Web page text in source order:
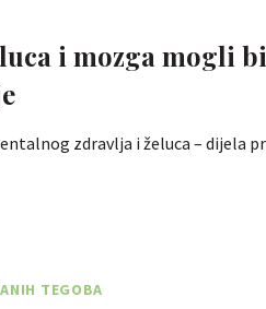
i mozga mogli bi
zdravlja i želuca – dijela
TEGOBA